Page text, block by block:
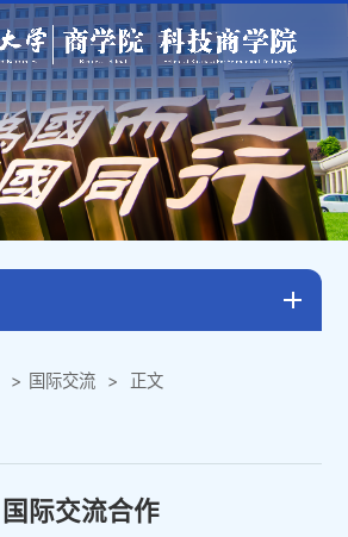
国际交流 正文
国际交流合作